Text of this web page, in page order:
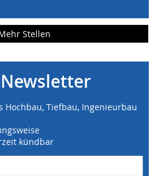
Stellen
Newsletter
Hochbau, Tiefbau, Ingenieurbau
kündbar